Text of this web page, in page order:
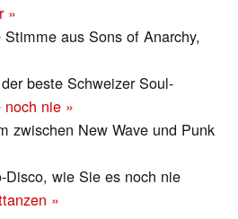
»
Stimme aus Sons of Anarchy,
beste Schweizer Soul-
noch nie »
zwischen New Wave und Punk
Disco, wie Sie es noch nie
»